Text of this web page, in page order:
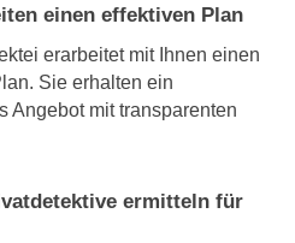
einen effektiven Plan
erarbeitet mit Ihnen einen
Sie erhalten ein
Angebot mit transparenten
ermitteln für